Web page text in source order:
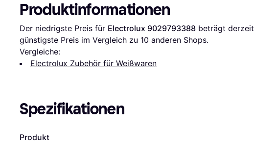
Produktinformationen
Der niedrigste Preis für Electrolux 9029793388 beträgt derzeit
günstigste Preis im Vergleich zu 10 anderen Shops.
Vergleiche:
Electrolux Zubehör für Weißwaren
Spezifikationen
Produkt